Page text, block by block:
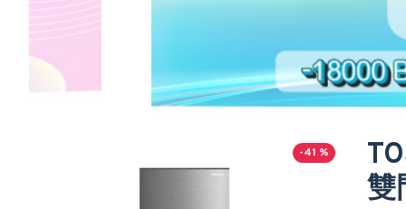
-41 %
雙